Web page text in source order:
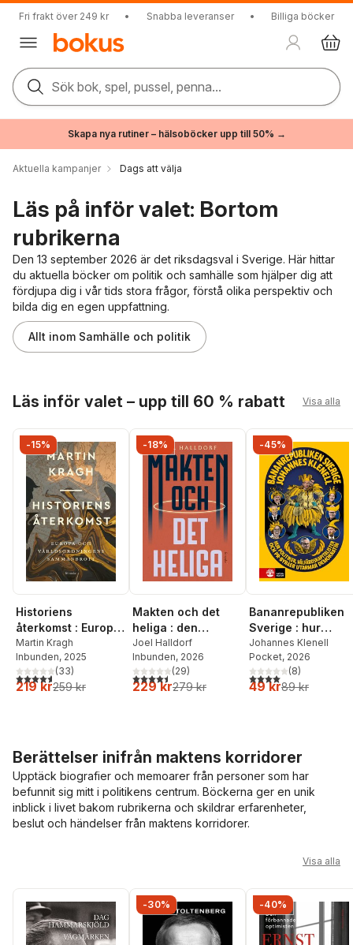
Fri frakt över 249 kr • Snabba leveranser • Billiga böcker
Sök bok, spel, pussel, penna...
Skapa nya rutiner – hälsoböcker upp till 50% →
Aktuella kampanjer Dags att välja
Läs på inför valet: Bortom
rubrikerna
Den 13 september 2026 är det riksdagsval i Sverige. Här hittar
du aktuella böcker om politik och samhälle som hjälper dig att
fördjupa dig i vår tids stora frågor, förstå olika perspektiv och
bilda dig en egen uppfattning.
Hoppa över listan
Allt inom Samhälle och politik
Läs inför valet – upp till 60 % rabatt Visa alla
-15%
Historiens
återkomst : Europa
och
världsordningens
sammanbrott
Martin Kragh
Inbunden, 2025
4,6utav 5 stjärnor. Totalt antal röster:
(33)
219 kr259 kr
-18%
Makten och det
heliga : den
religiösa
vändningen i
världspolitiken
Joel Halldorf
Inbunden, 2026
4,5utav 5 stjärnor. Totalt antal röster:
(29)
229 kr279 kr
-45%
Bananrepubliken
Sverige : hur
politiker,
och pr-byråer
utarmar
Johannes Klenell
Pocket, 2026
4,0utav 5 stjärnor.
(8)
49 kr89 kr
Berättelser inifrån maktens korridorer
Upptäck biografier och memoarer från personer som har
befunnit sig mitt i politikens centrum. Böckerna ger en unik
inblick i livet bakom rubrikerna och skildrar erfarenheter,
beslut och händelser från maktens korridorer.
Visa alla
-30% -40%